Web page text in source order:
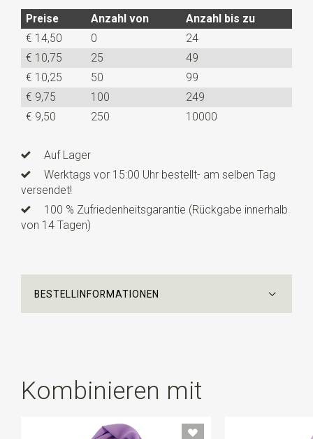
Preise
Anzahl von
Anzahl bis zu
€ 14,50
0
24
€ 10,75
25
49
€ 10,25
50
99
€ 9,75
100
249
€ 9,50
250 10000
Auf Lager
Werktags vor 15:00 Uhr bestellt- am selben Tag
versendet!
100 % Zufriedenheitsgarantie (Rückgabe innerhalb
von 14 Tagen)
BESTELLINFORMATIONEN
Kombinieren mit